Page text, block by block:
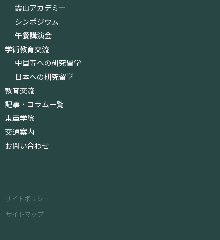
霞山アカデミー
シンポジウム
午餐講演会
学術教育交流
中国等への研究留学
日本への研究留学
教育交流
記事・コラム一覧
東亜学院
交通案内
お問い合わせ
サイトポリシー
サイトマップ